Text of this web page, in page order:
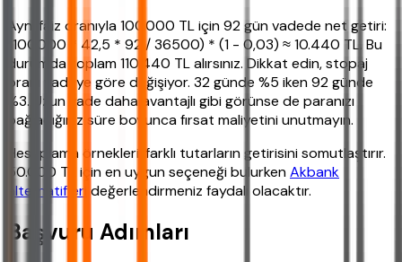
Aynı faiz oranıyla 100.000 TL için 92 gün vadede net getiri:
(100000 * 42,5 * 92 / 36500) * (1 - 0,03) ≈ 10.440 TL. Bu
durumda toplam 110.440 TL alırsınız. Dikkat edin, stopaj
oranı vadeye göre değişiyor. 32 günde %5 iken 92 günde
%3. Uzun vade daha avantajlı gibi görünse de paranızı
bağladığınız süre boyunca fırsat maliyetini unutmayın.
Hesaplama örnekleri, farklı tutarların getirisini somutlaştırır.
50.000 TL için en uygun seçeneği bulurkenAkbank
alternatifleri değerlendirmeniz faydalı olacaktır.
Başvuru Adımları